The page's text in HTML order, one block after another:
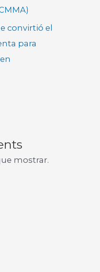
convirtió el
para
mostrar.